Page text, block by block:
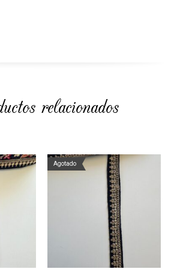
relacionados
Agotado